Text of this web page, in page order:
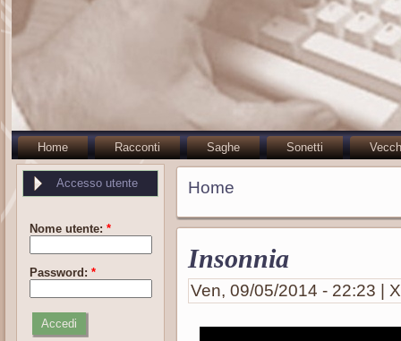
Home Racconti Saghe Sonetti
Accesso utente
Nome utente: *
Password: *
Home
Insonnia
Ven, 09/05/2014 - 22:23 |